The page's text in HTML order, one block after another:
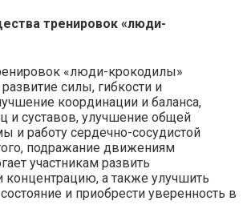
тренировок «люди-
«люди-крокодилы»
силы, гибкости и
координации и баланса,
и суставов, улучшение общей
и работу сердечно-сосудистой
подражание движениям
участникам развить
концентрацию, а также улучшить
и приобрести уверенность в